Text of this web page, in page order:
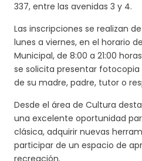
337, entre las avenidas 3 y 4.
Las inscripciones se realizan
lunes a viernes, en el horario
Municipal, de 8:00 a 21:00
se solicita presentar fotocopia
de su madre, padre, tutor o
Desde el área de Cultura
una excelente oportunidad
clásica, adquirir nuevas
participar de un espacio de